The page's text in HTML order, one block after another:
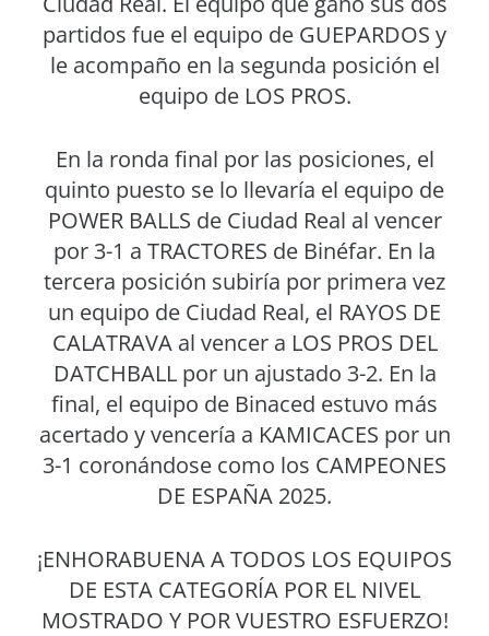
partidos fue el equipo de GUEPARDOS y
le acompaño en la segunda posición el
equipo de LOS PROS.
En la ronda final por las posiciones, el
quinto puesto se lo llevaría el equipo de
POWER BALLS de Ciudad Real al vencer
por 3-1 a TRACTORES de Binéfar. En la
tercera posición subiría por primera vez
un equipo de Ciudad Real, el RAYOS DE
CALATRAVA al vencer a LOS PROS DEL
DATCHBALL por un ajustado 3-2. En la
final, el equipo de Binaced estuvo más
acertado y vencería a KAMICACES por un
3-1 coronándose como los CAMPEONES
DE ESPAÑA 2025.
¡ENHORABUENA A TODOS LOS EQUIPOS
DE ESTA CATEGORÍA POR EL NIVEL
MOSTRADO Y POR VUESTRO ESFUERZO!